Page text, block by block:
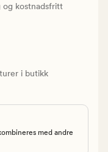
og kostnadsfritt
i butikk
med andre